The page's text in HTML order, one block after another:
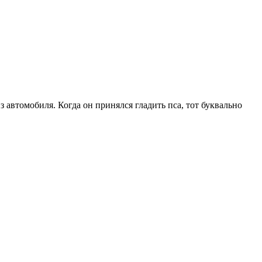
Когда он принялся гладить пса, тот буквально